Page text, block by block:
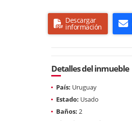
Descargar
información
Detalles del inmueble
País: Uruguay
Estado: Usado
Baños: 2